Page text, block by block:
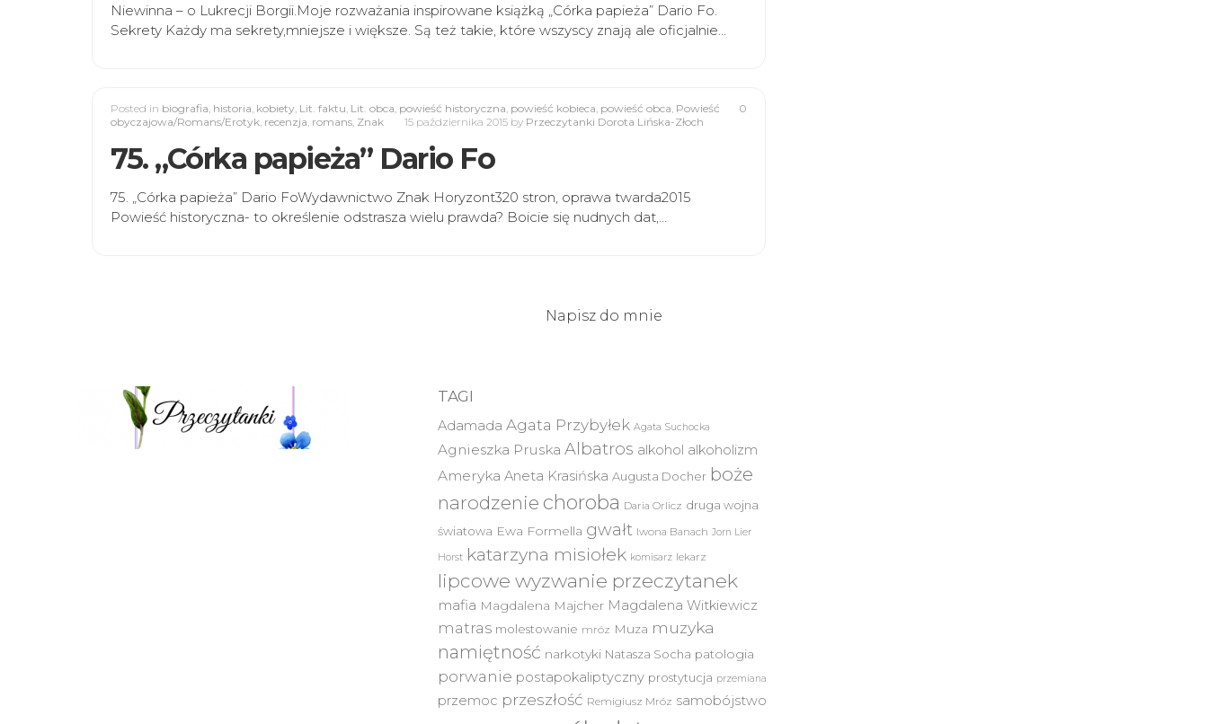
Niewinna – o Lukrecji Borgii.Moje rozważania inspirowane książką „Córka papieża” Dario Fo.
Sekrety Każdy ma sekrety,mniejsze i większe. Są też takie, które wszyscy znają ale oficjalnie…
0
Posted in biografia historia kobiety Lit. faktu Lit. obca powieść historyczna powieść kobieca powieść obca Powieść
obyczajowa/Romans/Erotyk recenzja romans Znak 15 października 2015 by Przeczytanki Dorota Lińska-Złoch
75. „Córka papieża” Dario Fo
75. „Córka papieża” Dario FoWydawnictwo Znak Horyzont320 stron, oprawa twarda2015
Powieść historyczna- to określenie odstrasza wielu prawda? Boicie się nudnych dat,…
Napisz do mnie
TAGI
Adamada Agata Przybyłek Agata Suchocka
Agnieszka Pruska Albatros alkohol alkoholizm
Ameryka Aneta Krasińska Augusta Docher boże
narodzenie choroba Daria Orlicz druga wojna
światowa Ewa Formella gwałt Iwona Banach Jorn Lier
Horst katarzyna misiołek komisarz lekarz
lipcowe wyzwanie przeczytanek
mafia Magdalena Majcher Magdalena Witkiewicz
matras molestowanie mróz Muza muzyka
namiętność narkotyki Natasza Socha patologia
porwanie postapokaliptyczny prostytucja przemiana
przemoc przeszłość Remigiusz Mróz samobójstwo